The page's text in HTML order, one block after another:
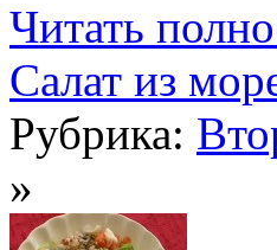
Читать
Салат из
Рубрика:
»